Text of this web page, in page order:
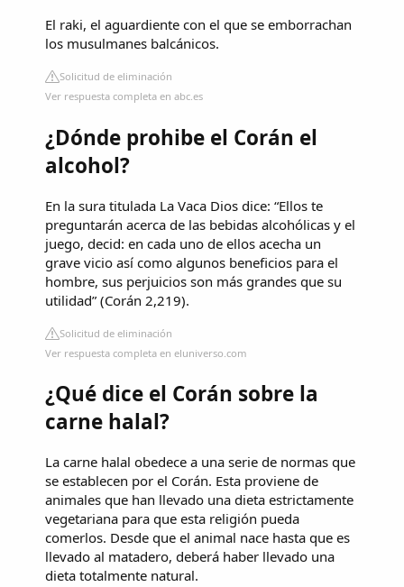
El raki, el aguardiente con el que se emborrachan
los musulmanes balcánicos.
Solicitud de eliminación
Ver respuesta completa en abc.es
¿Dónde prohibe el Corán el
alcohol?
En la sura titulada La Vaca Dios dice: “Ellos te
preguntarán acerca de las bebidas alcohólicas y el
juego, decid: en cada uno de ellos acecha un
grave vicio así como algunos beneficios para el
hombre, sus perjuicios son más grandes que su
utilidad” (Corán 2,219).
Solicitud de eliminación
Ver respuesta completa en eluniverso.com
¿Qué dice el Corán sobre la
carne halal?
La carne halal obedece a una serie de normas que
se establecen por el Corán. Esta proviene de
animales que han llevado una dieta estrictamente
vegetariana para que esta religión pueda
comerlos. Desde que el animal nace hasta que es
llevado al matadero, deberá haber llevado una
dieta totalmente natural.